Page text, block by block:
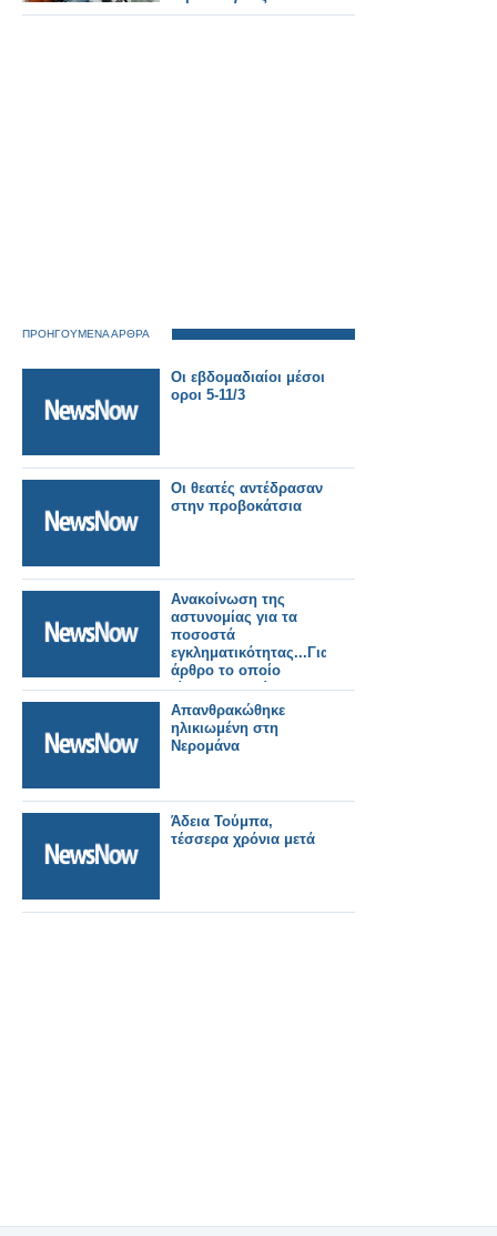
ΠΡΟΗΓΟΥΜΕΝΑ ΑΡΘΡΑ
Οι εβδομαδιαίοι μέσοι
οροι 5-11/3
Οι θεατές αντέδρασαν
στην προβοκάτσια
Ανακοίνωση της
αστυνομίας για τα
ποσοστά
εγκληματικότητας...Για
άρθρο το οποίο
είδατε και εδώ
Απανθρακώθηκε
ηλικιωμένη στη
Νερομάνα
Άδεια Τούμπα,
τέσσερα χρόνια μετά